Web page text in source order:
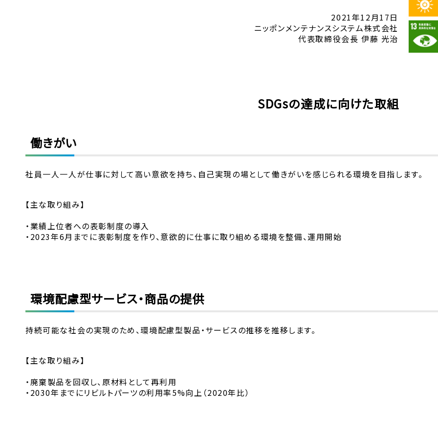
2021年12月17日
ニッポンメンテナンスシステム株式会社
代表取締役会長 伊藤 光治
SDGsの達成に向けた取組
働きがい
社員一人一人が仕事に対して高い意欲を持ち、自己実現の場として働きがいを感じられる環境を目指します。
【主な取り組み】
・業績上位者への表彰制度の導入
・2023年6月までに表彰制度を作り、意欲的に仕事に取り組める環境を整備、運用開始
環境配慮型サービス・商品の提供
持続可能な社会の実現のため、環境配慮型製品・サービスの推移を推移します。
【主な取り組み】
・廃棄製品を回収し、原材料として再利用
・2030年までにリビルトパーツの利用率5%向上（2020年比）